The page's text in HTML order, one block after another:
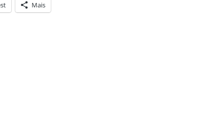
Mais